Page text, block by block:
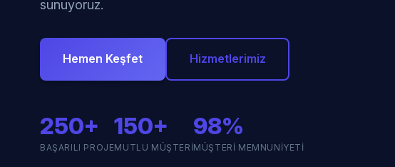
sunuyoruz.
Hemen Keşfet Hizmetlerimiz
250+
BAŞARILI PROJE
150+
MUTLU MÜŞTERI
98%
MÜŞTERI MEMNUNIYETI